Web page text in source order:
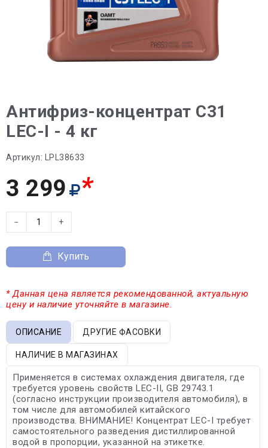
Антифриз-концентрат C31
LEC-I - 4 кг
Артикул: LPL38633
3 299 *
− +
Купить
* Данная цена является рекомендованной, актуальную
цену и наличие уточняйте в магазине.
ОПИСАНИЕ ДРУГИЕ ФАСОВКИ
НАЛИЧИЕ В МАГАЗИНАХ
Применяется в системах охлаждения двигателя, где
требуется уровень свойств LEC-II, GB 29743.1
(согласно инструкции производителя автомобиля), в
том числе для автомобилей китайского
производства. ВНИМАНИЕ! Концентрат LEC-I требует
самостоятельного разведения дистиллированной
водой в пропорции, указанной на этикетке.